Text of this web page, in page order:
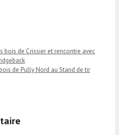
bois de Crissier et rencontre avec
de Pully Nord au Stand de tir